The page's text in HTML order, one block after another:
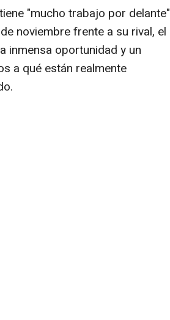
"mucho trabajo por delante"
noviembre frente a su rival, el
inmensa oportunidad y un
a qué están realmente